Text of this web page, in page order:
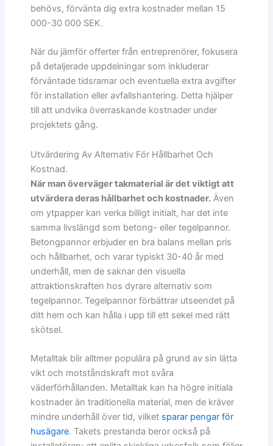
behövs, förvänta dig extra kostnader mellan 15
000-30 000 SEK.
När du jämför offerter från entreprenörer, fokusera
på detaljerade uppdelningar som inkluderar
förväntade tidsramar och eventuella extra avgifter
för installation eller avfallshantering. Detta hjälper
till att undvika överraskande kostnader under
projektets gång.
Utvärdering Av Alternativ För Hållbarhet Och
Kostnad.
När man överväger takmaterial är det viktigt att
utvärdera deras hållbarhet och kostnader.Även
om ytpapper kan verka billigt initialt, har det inte
samma livslängd som betong- eller tegelpannor.
Betongpannor erbjuder en bra balans mellan pris
och hållbarhet, och varar typiskt 30-40 år med
underhåll, men de saknar den visuella
attraktionskraften hos dyrare alternativ som
tegelpannor. Tegelpannor förbättrar utseendet på
ditt hem och kan hålla i upp till ett sekel med rätt
skötsel.
Metalltak blir alltmer populära på grund av sin lätta
vikt och motståndskraft mot svåra
väderförhållanden. Metalltak kan ha högre initiala
kostnader än traditionella material, men de kräver
mindre underhåll över tid, vilket sparar pengar för
husägare. Takets prestanda beror också på